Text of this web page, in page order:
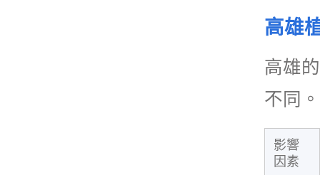
高雄
高雄
不同
影響
因素